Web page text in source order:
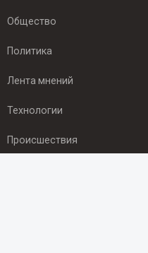
Общество
Политика
Лента мнений
Технологии
Происшествия